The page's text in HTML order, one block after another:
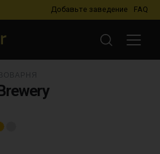
Добавьте заведение FAQ